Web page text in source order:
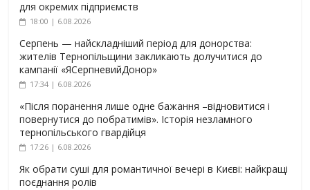
для окремих підприємств
18:00 | 6.08.2026
Серпень — найскладніший період для донорства:
жителів Тернопільщини закликають долучитися до
кампанії «ЯСерпневийДонор»
17:34 | 6.08.2026
«Після поранення лише одне бажання –відновитися і
повернутися до побратимів». Історія незламного
тернопільського гвардійця
17:26 | 6.08.2026
Як обрати суші для романтичної вечері в Києві: найкращі
поєднання ролів